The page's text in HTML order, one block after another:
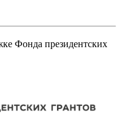
Фонда президентских